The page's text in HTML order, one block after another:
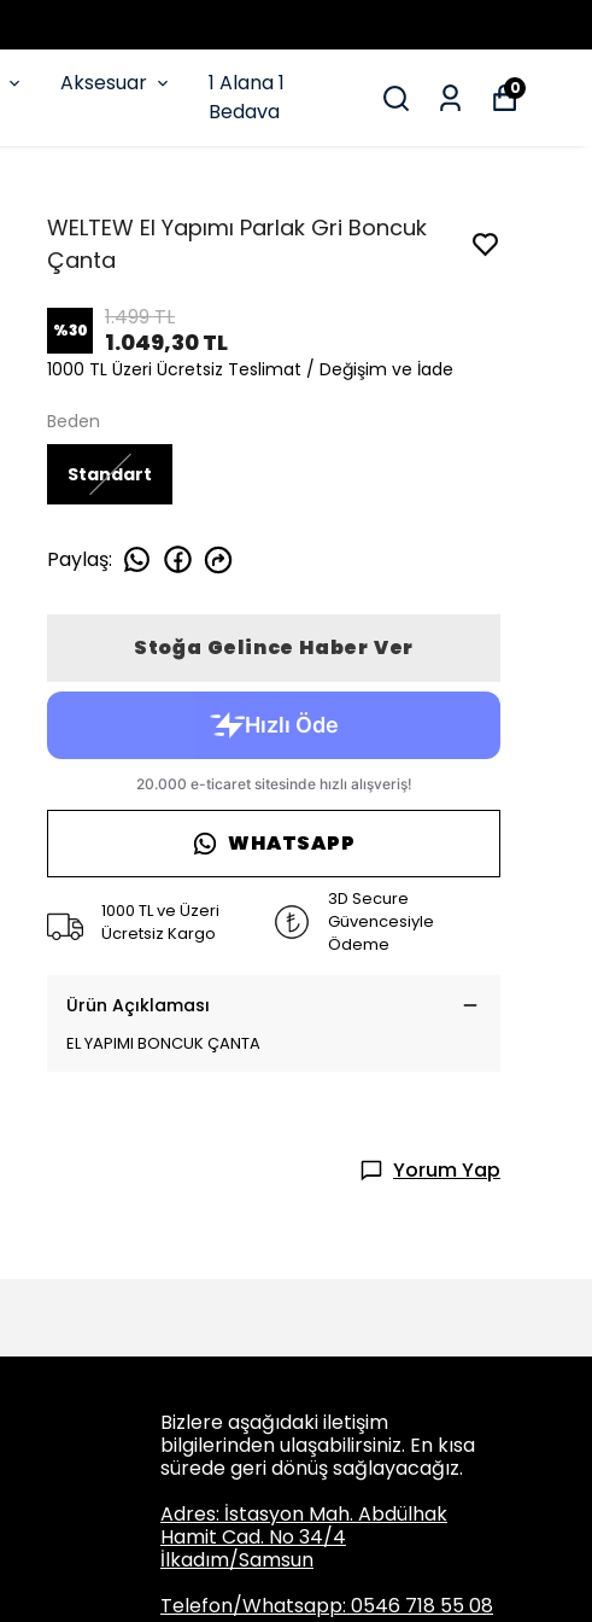
Aksesuar
1 Alana 1
Bedava
0
WELTEW El Yapımı Parlak Gri Boncuk
Çanta
%30 1.499 TL
1.049,30 TL
1000 TL Üzeri Ücretsiz Teslimat / Değişim ve İade
Beden
Standart
Paylaş:
Stoğa Gelince Haber Ver
WHATSAPP
1000 TL ve Üzeri
Ücretsiz Kargo
3D Secure
Güvencesiyle
Ödeme
Ürün Açıklaması
EL YAPIMI BONCUK ÇANTA
Yorum Yap
Bizlere aşağıdaki iletişim
bilgilerinden ulaşabilirsiniz. En kısa
sürede geri dönüş sağlayacağız.
Adres: İstasyon Mah. Abdülhak
Hamit Cad. No 34/4
İlkadım/Samsun
Telefon/Whatsapp: 0546 718 55 08